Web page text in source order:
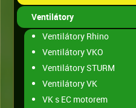
Ventilátory
Ventilátory Rhino
Ventilátory VKO
Ventilátory STURM
Ventilátory VK
VK s EC motorem